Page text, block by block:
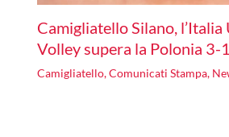
Camigliatello Silano,
Volley supera la Polonia 3-1
Camigliatello,Comunicati Stampa,